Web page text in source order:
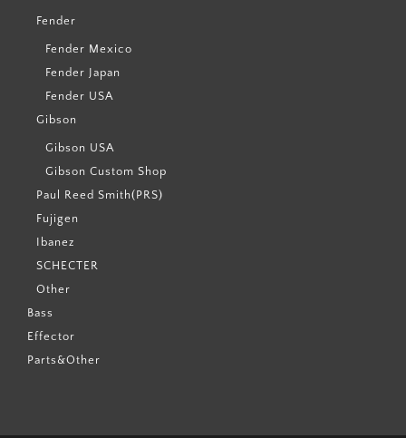
Fender
Fender Mexico
Fender Japan
Fender USA
Gibson
Gibson USA
Gibson Custom Shop
Paul Reed Smith(PRS)
Fujigen
Ibanez
SCHECTER
Other
Bass
Effector
Parts&Other